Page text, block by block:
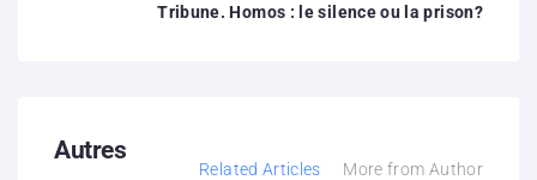
Tribune. Homos : le silence ou la prison?
Autres
Related Articles More from Author